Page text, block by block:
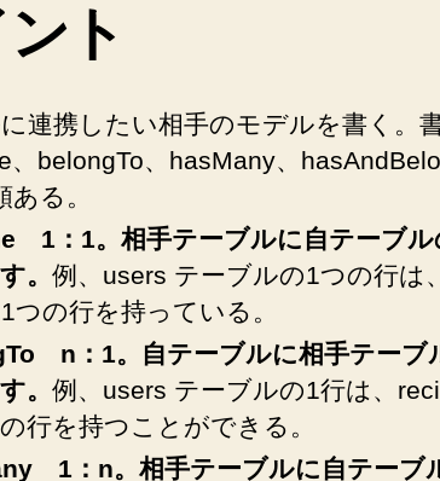
ー
タ
取
得
す
勉
強
し
す！
ト
連携したい相手のモデルを書く。書
、belongTo、hasMany、
ある。
1：1。相手テーブルに自テーブル
。 例、users テーブルの1つの行は
つの行を持っている。
n：1。自テーブルに相手テーブ
。 例、users テーブルの1行は、
行を持つことができる。
1：n。相手テーブルに自テーブ